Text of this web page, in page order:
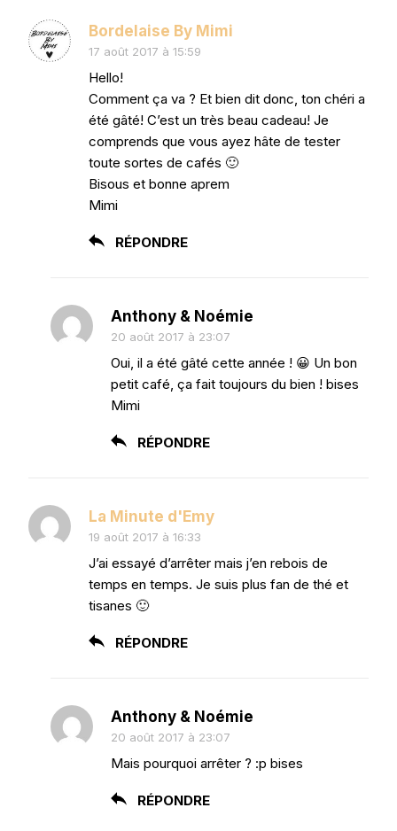
Bordelaise By Mimi
17 août 2017 à 15:59
Hello!
Comment ça va ? Et bien dit donc, ton chéri a
été gâté! C’est un très beau cadeau! Je
comprends que vous ayez hâte de tester
toute sortes de cafés 🙂
Bisous et bonne aprem
Mimi
RÉPONDRE
Anthony & Noémie
20 août 2017 à 23:07
Oui, il a été gâté cette année ! 😀 Un bon
petit café, ça fait toujours du bien ! bises
Mimi
RÉPONDRE
La Minute d'Emy
19 août 2017 à 16:33
J’ai essayé d’arrêter mais j’en rebois de
temps en temps. Je suis plus fan de thé et
tisanes 🙂
RÉPONDRE
Anthony & Noémie
20 août 2017 à 23:07
Mais pourquoi arrêter ? :p bises
RÉPONDRE